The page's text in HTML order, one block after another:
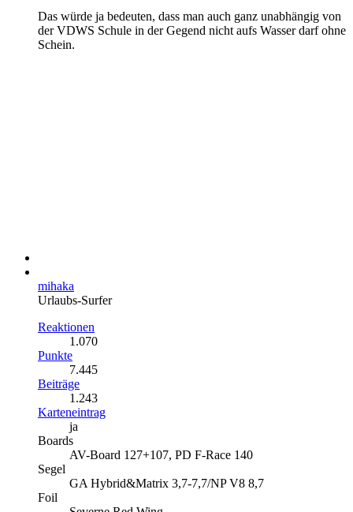
Das würde ja bedeuten, dass man auch ganz unabhängig von
der VDWS Schule in der Gegend nicht aufs Wasser darf ohne
Schein.
mihaka
Urlaubs-Surfer
Reaktionen
1.070
Punkte
7.445
Beiträge
1.243
Karteneintrag
ja
Boards
AV-Board 127+107, PD F-Race 140
Segel
GA Hybrid&Matrix 3,7-7,7/NP V8 8,7
Foil